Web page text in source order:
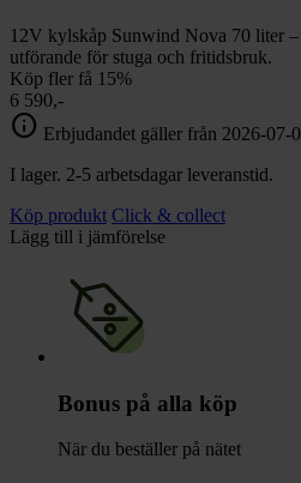
12V kylskåp Sunwind Nova 70 liter
utförande för stuga och fritidsbruk.
Köp fler få 15%
6 590,-
info Erbjudandet gäller från 2026-07-
I lager. 2-5 arbetsdagar leveranstid.
Köp produkt Click & collect
Lägg till i jämförelse
Bonus på alla köp
När du beställer på nätet